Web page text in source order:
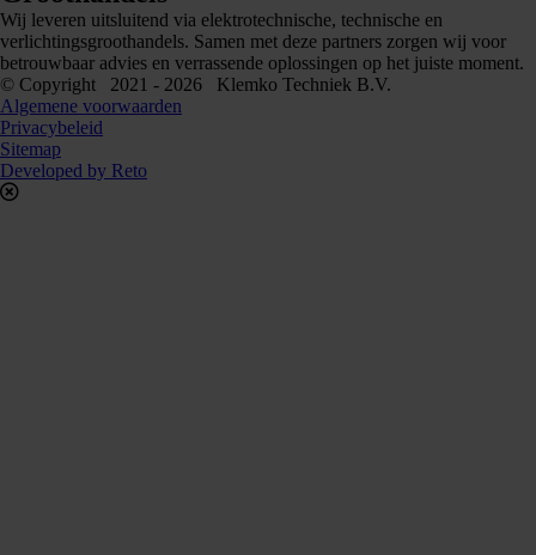
Wij leveren uitsluitend via elektrotechnische, technische en
verlichtingsgroothandels. Samen met deze partners zorgen wij voor
betrouwbaar advies en verrassende oplossingen op het juiste moment.
© Copyright 2021 - 2026 Klemko Techniek B.V.
Algemene voorwaarden
Privacybeleid
Sitemap
Developed by Reto